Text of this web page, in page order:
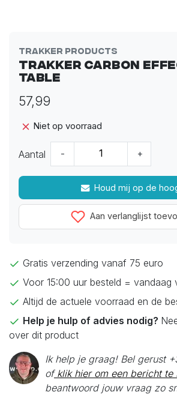
Trakker Products
Trakker Carbon
Table
57,99
Niet op voorraad
Aantal - +
Houd mij op de
Aan verlanglijst
Gratis verzending vanaf 75 euro
Voor 15:00 uur besteld = vandaag
Altijd de actuele voorraad en de
Help je hulp of advies nodig?
over dit product
Ik help je graag! Bel gerust
ofklik hier om een bericht te
beantwoord jouw vraag zo